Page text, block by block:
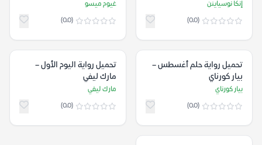
إنكا نوسياينن
(0.0)
غيوم ميسو
(0.0)
تحميل رواية حلم أغسطس –
بيار كورناي
بيار كورناي
(0.0)
تحميل رواية اليوم الأول –
مارك ليفي
مارك ليفي
(0.0)